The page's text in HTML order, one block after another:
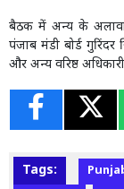
बैठक में अन्य के अलावा
पंजाब मंडी बोर्ड
और अन्य वरिष्ठ
Tags: